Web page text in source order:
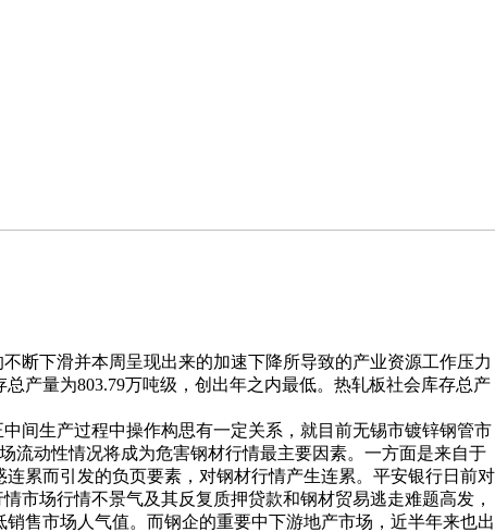
断下滑并本周呈现出来的加速下降所导致的产业资源工作压力
产量为803.79万吨级，创出年之内最低。热轧板社会库存总产
间生产过程中操作构思有一定关系，就目前无锡市镀锌钢管市
流动性情况将成为危害钢材行情最主要因素。一方面是来自于
累而引发的负页要素，对钢材行情产生连累。平安银行日前对
市场行情不景气及其反复质押贷款和钢材贸易逃走难题高发，
售市场人气值。而钢企的重要中下游地产市场，近半年来也出